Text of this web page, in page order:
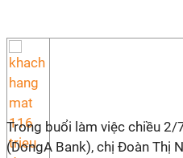
Trong buổi làm việc chiều 2/
(DongA Bank), chị Đoàn Thị